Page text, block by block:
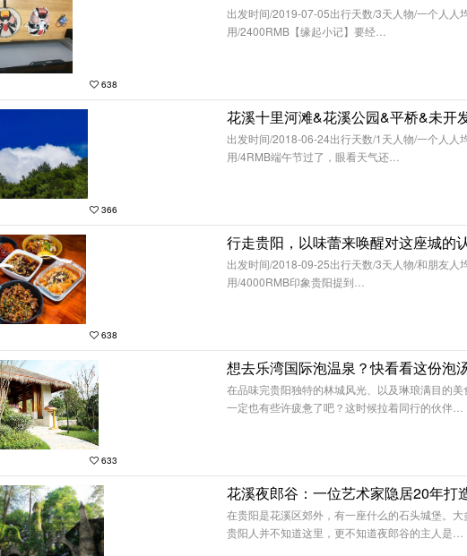
638
出发时间/2019-07-05出行天数/3天人物/一个人人
用/2400RMB【缘起小记】要经…
366
出发时间/2018-06-24出行天数/1天人物/一个人人
用/4RMB端午节过了，眼看天气还…
638
行走贵阳，以味蕾来唤醒对这座城的
出发时间/2018-09-25出行天数/3天人物/和朋友人
用/4000RMB印象贵阳提到…
633
在品味完贵阳独特的林城风光、以及琳琅满目的美
一定也有些许疲惫了吧？这时候拉着同行的伙伴…
在贵阳是花溪区郊外，有一座什么的石头城堡。大
贵阳人并不知道这里，更不知道夜郎谷的主人是…